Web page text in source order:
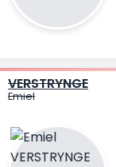
VERSTRYNGE
Emiel